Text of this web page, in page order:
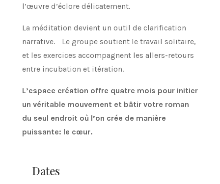
l’œuvre d’éclore délicatement.
La méditation devient un outil de clarification
narrative. Le groupe soutient le travail solitaire,
et les exercices accompagnent les allers-retours
entre incubation et itération.
L’espace création offre quatre mois pour initier
un véritable mouvement et bâtir votre roman
du seul endroit où l’on crée de manière
puissante: le cœur.
Dates